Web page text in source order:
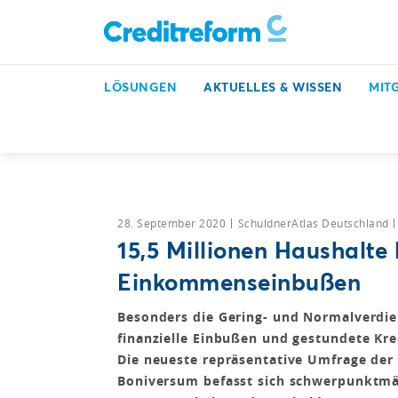
LÖSUNGEN AKTUELLES & WISSEN
28. September 2020 SchuldnerAtlas Deutschland
15,5 Millionen
Einkommenseinbußen
Besonders die Gering- und
finanzielle Einbußen und gestundete
Die neueste repräsentative Umfrage
Boniversum befasst sich